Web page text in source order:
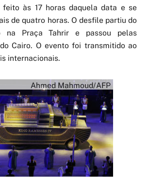
às 17 horas daquela data e se
de quatro horas. O desfile partiu do
na Praça Tahrir e passou pelas
Cairo. O evento foi transmitido ao
internacionais.
Ahmed Mahmoud/AFP